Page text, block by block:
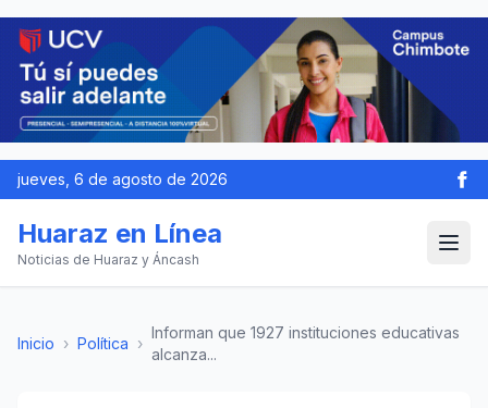
jueves, 6 de agosto de 2026
Huaraz en Línea
Noticias de Huaraz y Áncash
Inicio › Política ›
Informan que 1927 instituciones educativas
alcanza...